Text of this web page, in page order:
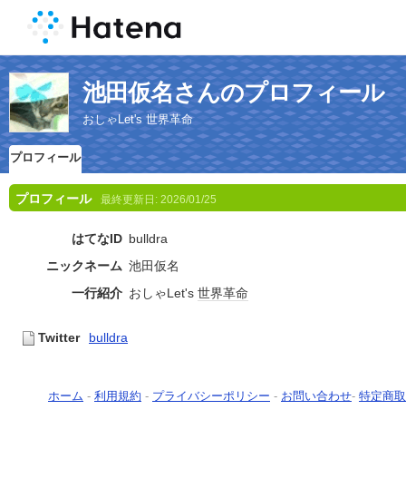
池田仮名さんのプロフィール
おしゃLet's 世界革命
プロフィール
プロフィール 最終更新日: 2026/01/25
はてなID bulldra
ニックネーム 池田仮名
一行紹介 おしゃLet's 世界革命
Twitter bulldra
ホーム - 利用規約 - プライバシーポリシー - お問い合わせ- 特定商